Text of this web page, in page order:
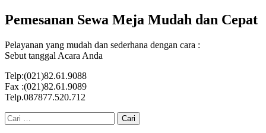
Pemesanan Sewa Meja Mudah dan Cepat
Pelayanan yang mudah dan sederhana dengan cara :
Sebut tanggal Acara Anda
Telp:(021)82.61.9088
Fax :(021)82.61.9089
Telp.087877.520.712
Cari
untuk: